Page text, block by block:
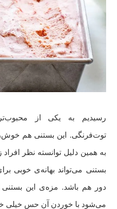
رسیدیم به یکی از
توت‌فرنگی. این بستنی هم
به همین دلیل توانسته نظر
بستنی می‌تواند بهانه‌ی خوبی
دور هم باشد. مزه‌ی این
می‌شود با خوردن آن حس خیلی